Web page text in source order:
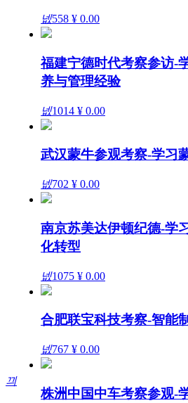
넶558 ¥ 0.00
福建宁德时代考察参访-
养与管理经验
넶1014 ¥ 0.00
武汉蒙牛参观考察-学习
넶702 ¥ 0.00
南京苏美达伊顿纪德-学
化转型
넶1075 ¥ 0.00
合肥联宝科技考察-智能
넶767 ¥ 0.00
株洲中国中车考察参观-
끠